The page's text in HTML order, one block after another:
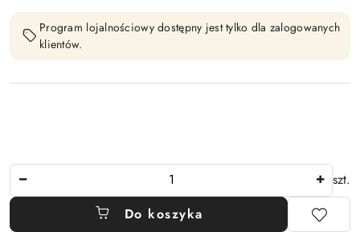
Program lojalnościowy dostępny jest tylko dla zalogowanych
klientów.
szt.
Do koszyka